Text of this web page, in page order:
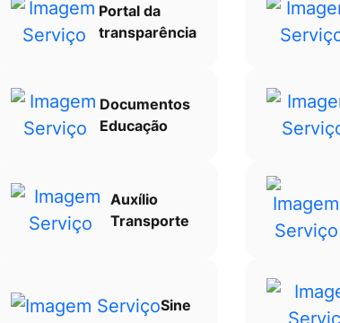
Portal da
transparência
Documentos
Educação
Auxílio
Transporte
Sine